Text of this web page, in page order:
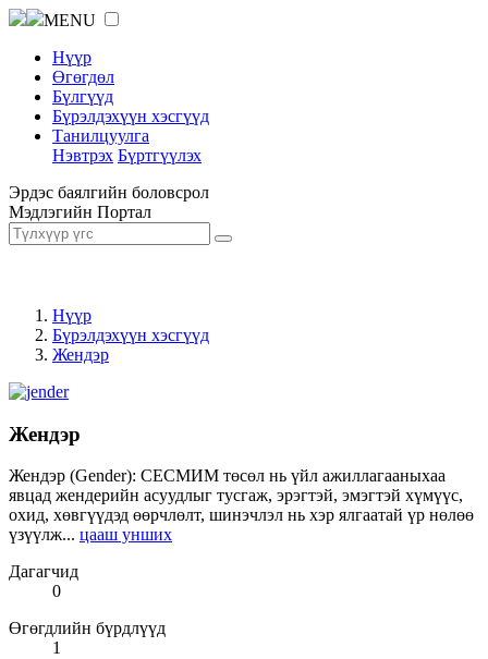
MENU
Нүүр
Өгөгдөл
Бүлгүүд
Бүрэлдэхүүн хэсгүүд
Танилцуулга
Нэвтрэх Бүртгүүлэх
Эрдэс баялгийн боловсрол
Мэдлэгийн Портал
Нүүр
Бүрэлдэхүүн хэсгүүд
Жендэр
Жендэр
Жендэр (Gender): СЕСМИМ төсөл нь үйл ажиллагааныхаа
явцад жендерийн асуудлыг тусгаж, эрэгтэй, эмэгтэй хүмүүс,
охид, хөвгүүдэд өөрчлөлт, шинэчлэл нь хэр ялгаатай үр нөлөө
үзүүлж... цааш унших
Дагагчид
0
Өгөгдлийн бүрдлүүд
1